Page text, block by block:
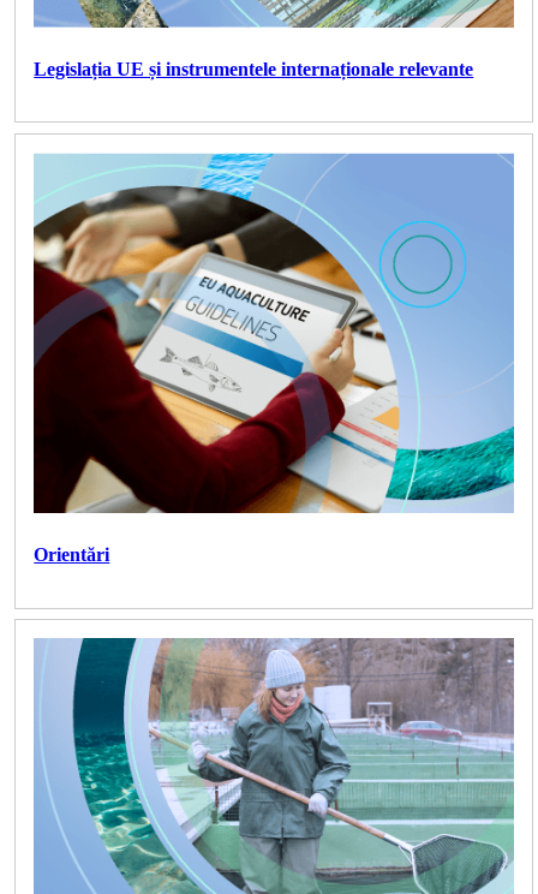
Legislația UE și instrumentele internaționale relevante
Orientări